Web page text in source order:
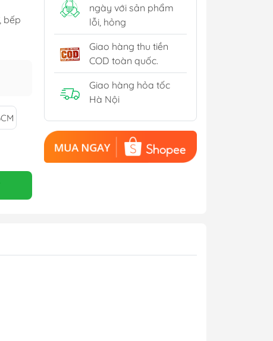
bếp
ngày với sản phẩm
lỗi, hỏng
Giao hàng thu tiền
COD toàn quốc.
Giao hàng hỏa tốc
Hà Nội